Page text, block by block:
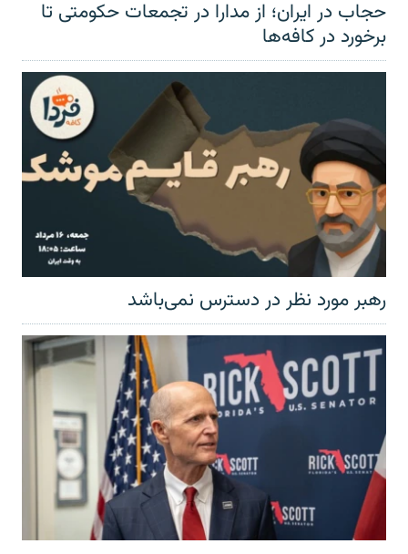
حجاب در ایران؛ از مدارا در تجمعات حکومتی تا
برخورد در کافه‌ها
رهبر مورد نظر در دسترس نمی‌باشد